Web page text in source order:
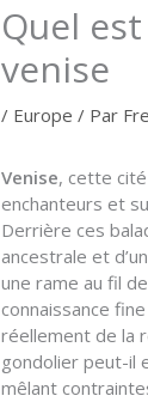
Quel
venise
/ Europe / Par
Venise, cette
enchanteurs et
Derrière ces
ancestrale et
une rame au fil
connaissance
réellement de la
gondolier peut-il
mêlant